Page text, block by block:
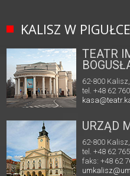
KALISZ W PIGUŁCE
TEATR
62-800
tel. +48 62
URZĄD
62-800 Kalisz,
tel. +48 62
faks: +48 62